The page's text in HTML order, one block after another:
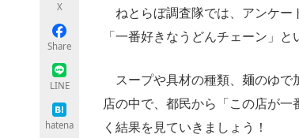
ちょっと気になるネットの話題
X
Share
LINE
hatena
ねとらぼ調査隊では、アンケー
「一番好きなうどんチェーン」
スープや具材の種類、麺のゆで
店の中で、都民から「この店が
く結果を見ていきましょう！